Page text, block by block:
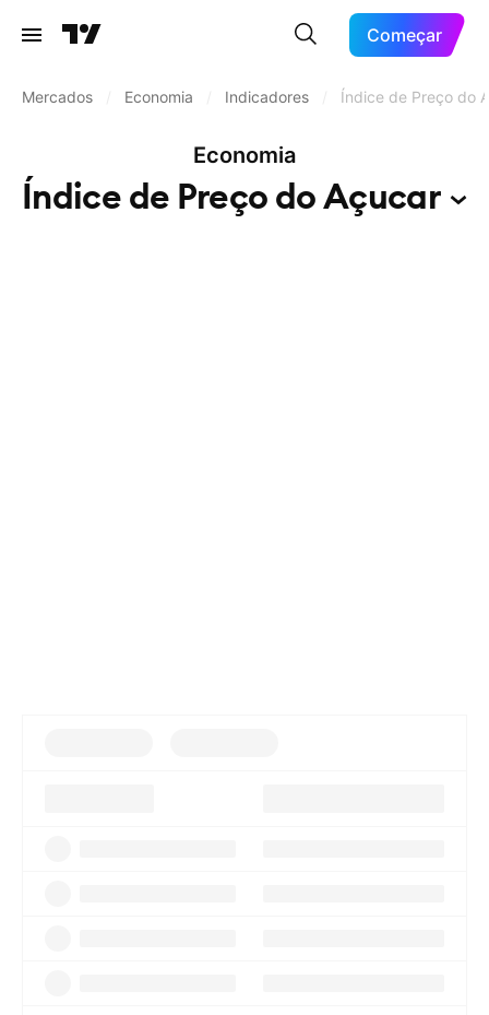
Começar
Mercados Economia Indicadores Índice de Preço do
Economia
Índice de Preço doAçucar